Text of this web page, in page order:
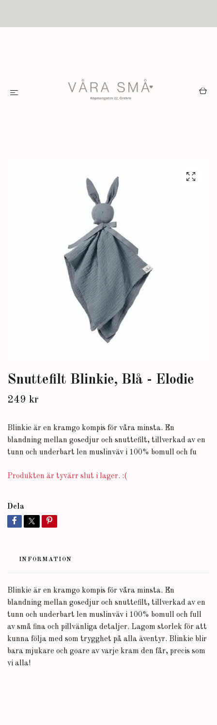
Snuttefilt Blinkie, Blå - Elodie
249 kr
Blinkie är en kramgo kompis för våra minsta. En
blandning mellan gosedjur och snuttefilt, tillverkad av en
tunn och underbart len muslinväv i 100% bomull och fu
Produkten är tyvärr slut i lager. :(
Dela
INFORMATION
Blinkie är en kramgo kompis för våra minsta. En
blandning mellan gosedjur och snuttefilt, tillverkad av en
tunn och underbart len muslinväv i 100% bomull och full
av små fina och pillvänliga detaljer. Lagom storlek för att
kunna följa med som trygghet på alla äventyr. Blinkie blir
bara mjukare och goare av varje kram den får, precis som
vi alla!